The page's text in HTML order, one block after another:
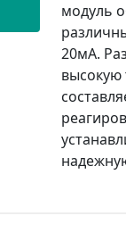
модуль
20мА.
высокую